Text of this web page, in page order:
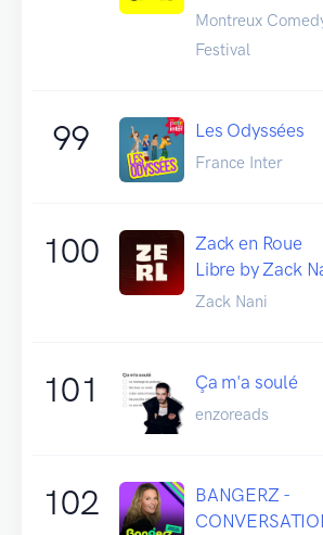
Montreux
Festival
99 Les Odyssées
France Inter
100
Zack en Roue
Libre by Zack
Zack Nani
101 Ça m'a soulé
enzoreads
102
BANGERZ -